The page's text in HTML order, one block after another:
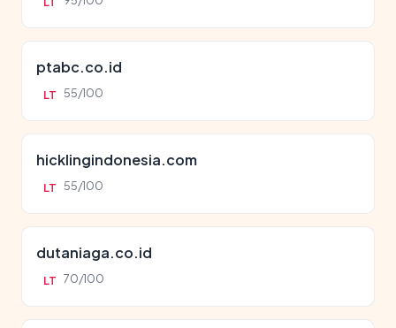
ptabc.co.id
LT 55/100
hicklingindonesia.com
LT 55/100
dutaniaga.co.id
LT 70/100